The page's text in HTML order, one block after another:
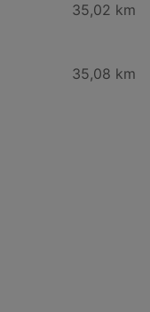
35,02 km
35,08 km